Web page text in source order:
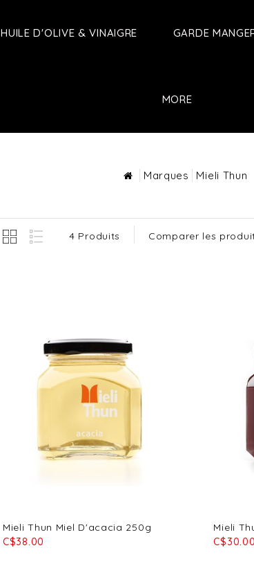
HUILE D'OLIVE & VINAIGRE GARDE
MORE
Marques Mieli Thun
4 Produits Comparer les
Mieli Thun Miel D'acacia 250g
C$38.00
Mieli
C$30.00